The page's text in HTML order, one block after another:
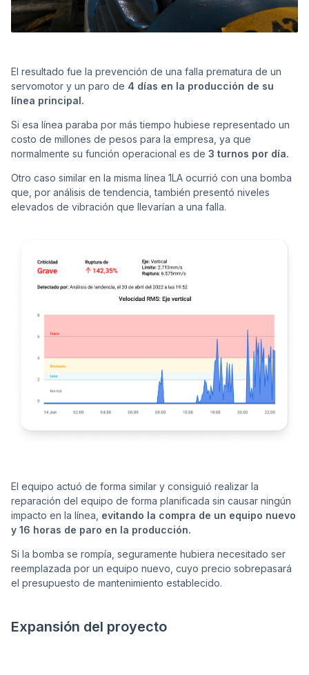
El resultado fue la prevención de una falla prematura de un
servomotor y un paro de 4 días en la producción de su
línea principal.
Si esa línea paraba por más tiempo hubiese representado un
costo de millones de pesos para la empresa, ya que
normalmente su función operacional es de 3 turnos por día.
Otro caso similar en la misma línea 1LA ocurrió con una bomba
que, por análisis de tendencia, también presentó niveles
elevados de vibración que llevarían a una falla.
El equipo actuó de forma similar y consiguió realizar la
reparación del equipo de forma planificada sin causar ningún
impacto en la línea, evitando la compra de un equipo nuevo
y 16 horas de paro en la producción.
Si la bomba se rompía, seguramente hubiera necesitado ser
reemplazada por un equipo nuevo, cuyo precio sobrepasará
el presupuesto de mantenimiento establecido.
Expansión del proyecto